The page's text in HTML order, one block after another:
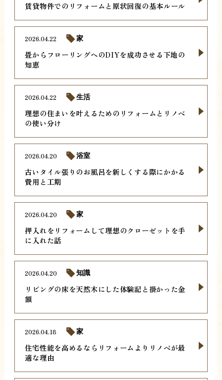
賃貸物件でのリフォームと原状回復の基本ルール
畳からフローリングへのDIYを成功させる下地の
知恵
2026.04.22 家
理想の住まいを叶えるためのリフォームとリノベ
の使い分け
2026.04.22 生活
古いタイル張りのお風呂を新しくする際にかかる
費用と工期
2026.04.20 浴室
押入れをリフォームして理想のクローゼットを手
に入れた話
2026.04.20 家
リビングの床を天然木にした体験記と掛かった金
額
2026.04.20 知識
住宅性能を高めるならリフォームよりリノベが最
適な理由
2026.04.18 家